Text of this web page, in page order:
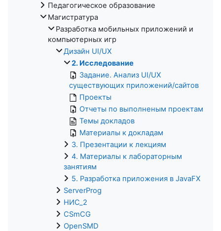
Педагогическое образование
Магистратура
Разработка мобильных приложений и
компьютерных игр
Дизайн UI/UX
2. Исследование
Задание. Анализ UI/UX
существующих приложений/сайтов
Проекты
Отчеты по выполненым проектам
Темы докладов
Материалы к докладам
3. Презентации к лекциям
4. Материалы к лабораторным
занятиям
5. Разработка приложения в JavaFX
ServerProg
НИС_2
CSmCG
OpenSMD